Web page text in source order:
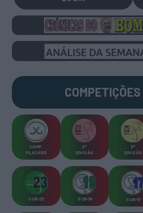
COMPETIÇÕES
CAMP
PLACARD
2ª
DIVISÃO
3ª
DIVISÃO
SUB-23 SUB-19 SUB-17